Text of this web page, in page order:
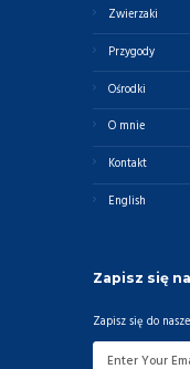
Zwierzaki
Przygody
Ośrodki
O mnie
Kontakt
English
Zapisz się
Zapisz się do